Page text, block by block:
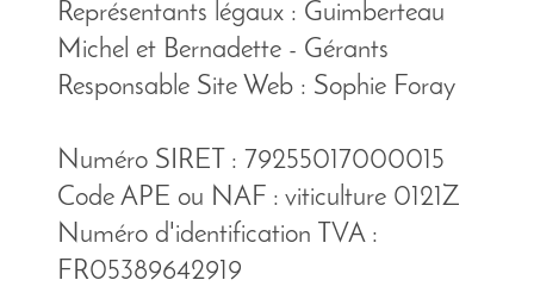
Représentants légaux : Guimberteau
Michel et Bernadette - Gérants
Responsable Site Web : Sophie Foray
Numéro SIRET : 79255017000015
Code APE ou NAF : viticulture 0121Z
Numéro d'identification TVA :
FR05389642919